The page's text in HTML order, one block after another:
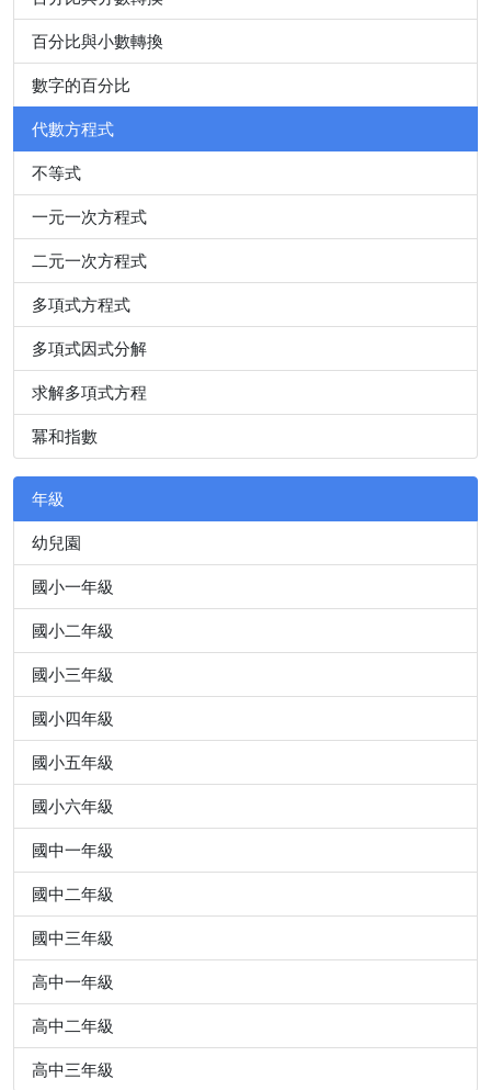
百分比與小數轉換
數字的百分比
代數方程式
不等式
一元一次方程式
二元一次方程式
多項式方程式
多項式因式分解
求解多項式方程
冪和指數
年級
幼兒園
國小一年級
國小二年級
國小三年級
國小四年級
國小五年級
國小六年級
國中一年級
國中二年級
國中三年級
高中一年級
高中二年級
高中三年級